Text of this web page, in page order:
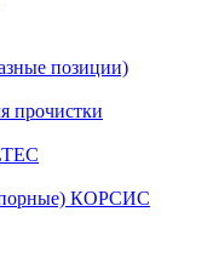
позиции)
прочистки
КОРСИС